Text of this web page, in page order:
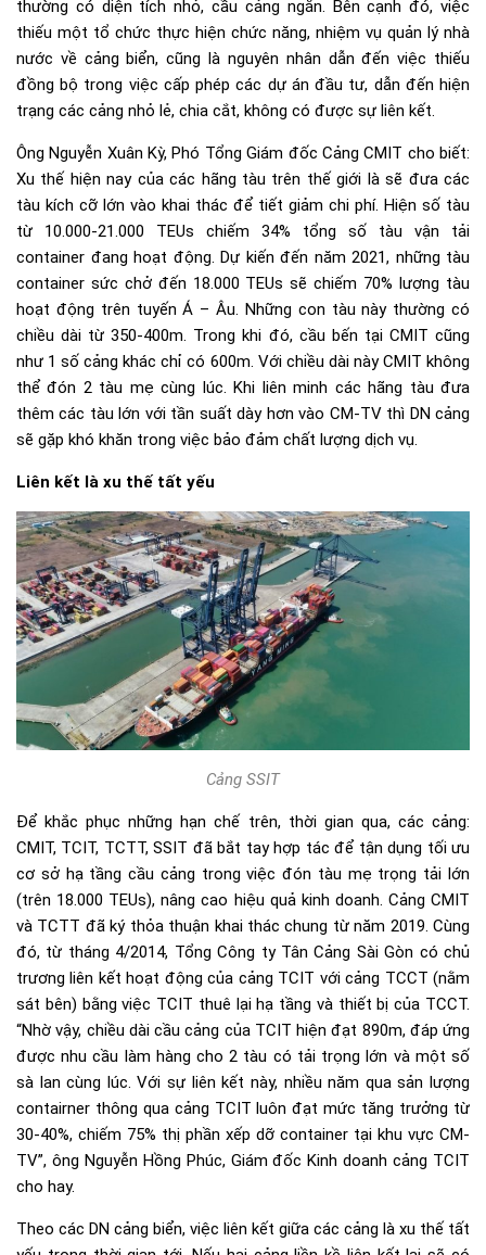
thường có diện tích nhỏ, cầu cảng ngắn. Bên cạnh đó, việc
thiếu một tổ chức thực hiện chức năng, nhiệm vụ quản lý nhà
nước về cảng biển, cũng là nguyên nhân dẫn đến việc thiếu
đồng bộ trong việc cấp phép các dự án đầu tư, dẫn đến hiện
trạng các cảng nhỏ lẻ, chia cắt, không có được sự liên kết.
Ông Nguyễn Xuân Kỳ, Phó Tổng Giám đốc Cảng CMIT cho biết:
Xu thế hiện nay của các hãng tàu trên thế giới là sẽ đưa các
tàu kích cỡ lớn vào khai thác để tiết giảm chi phí. Hiện số tàu
từ 10.000-21.000 TEUs chiếm 34% tổng số tàu vận tải
container đang hoạt động. Dự kiến đến năm 2021, những tàu
container sức chở đến 18.000 TEUs sẽ chiếm 70% lượng tàu
hoạt động trên tuyến Á – Âu. Những con tàu này thường có
chiều dài từ 350-400m. Trong khi đó, cầu bến tại CMIT cũng
như 1 số cảng khác chỉ có 600m. Với chiều dài này CMIT không
thể đón 2 tàu mẹ cùng lúc. Khi liên minh các hãng tàu đưa
thêm các tàu lớn với tần suất dày hơn vào CM-TV thì DN cảng
sẽ gặp khó khăn trong việc bảo đảm chất lượng dịch vụ.
Liên kết là xu thế tất yếu
Cảng SSIT
Để khắc phục những hạn chế trên, thời gian qua, các cảng:
CMIT, TCIT, TCTT, SSIT đã bắt tay hợp tác để tận dụng tối ưu
cơ sở hạ tầng cầu cảng trong việc đón tàu mẹ trọng tải lớn
(trên 18.000 TEUs), nâng cao hiệu quả kinh doanh. Cảng CMIT
và TCTT đã ký thỏa thuận khai thác chung từ năm 2019. Cùng
đó, từ tháng 4/2014, Tổng Công ty Tân Cảng Sài Gòn có chủ
trương liên kết hoạt động của cảng TCIT với cảng TCCT (nằm
sát bên) bằng việc TCIT thuê lại hạ tầng và thiết bị của TCCT.
“Nhờ vậy, chiều dài cầu cảng của TCIT hiện đạt 890m, đáp ứng
được nhu cầu làm hàng cho 2 tàu có tải trọng lớn và một số
sà lan cùng lúc. Với sự liên kết này, nhiều năm qua sản lượng
contairner thông qua cảng TCIT luôn đạt mức tăng trưởng từ
30-40%, chiếm 75% thị phần xếp dỡ container tại khu vực CM-
TV”, ông Nguyễn Hồng Phúc, Giám đốc Kinh doanh cảng TCIT
cho hay.
Theo các DN cảng biển, việc liên kết giữa các cảng là xu thế tất